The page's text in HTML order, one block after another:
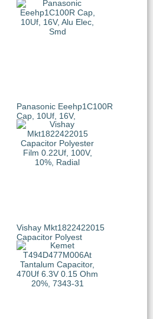
Panasonic Eeehp1C100R
Cap, 10Uf, 16V,
Vishay Mkt1822422015
Capacitor Polyest